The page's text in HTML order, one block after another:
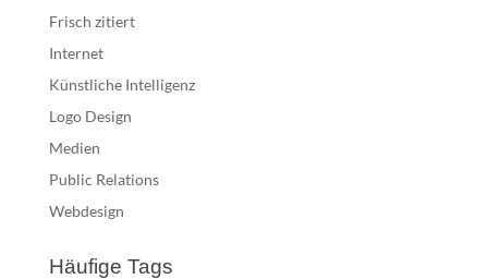
Frisch zitiert
Internet
Künstliche Intelligenz
Logo Design
Medien
Public Relations
Webdesign
Häufige Tags